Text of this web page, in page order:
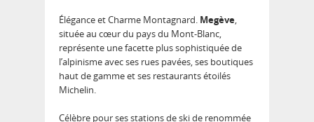
Élégance et Charme Montagnard. Megève,
située au cœur du pays du Mont-Blanc,
représente une facette plus sophistiquée de
l’alpinisme avec ses rues pavées, ses boutiques
haut de gamme et ses restaurants étoilés
Michelin.
Célèbre pour ses stations de ski de renommée